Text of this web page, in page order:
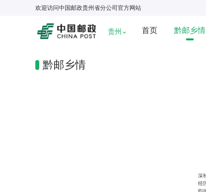
欢迎访问中国邮政贵州省分公司 官方网站
贵州 首页 黔邮乡情
黔邮乡情